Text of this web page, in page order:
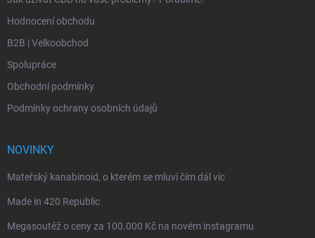
Hodnocení obchodu
B2B | Velkoobchod
Spolupráce
Obchodní podmínky
Podmínky ochrany osobních údajů
NOVINKY
Mateřský kanabinoid, o kterém se mluví čím dál víc
Made in 420 Republic
Megasoutěž o ceny za 100.000 Kč na novém instagramu